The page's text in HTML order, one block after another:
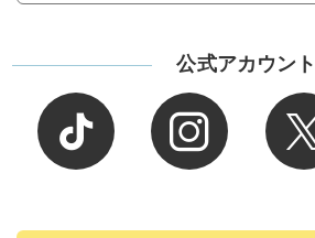
公式アカウント